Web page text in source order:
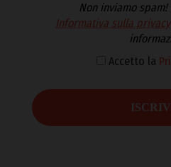
Non inviamo
Informativa sulla privacy
Accetto la